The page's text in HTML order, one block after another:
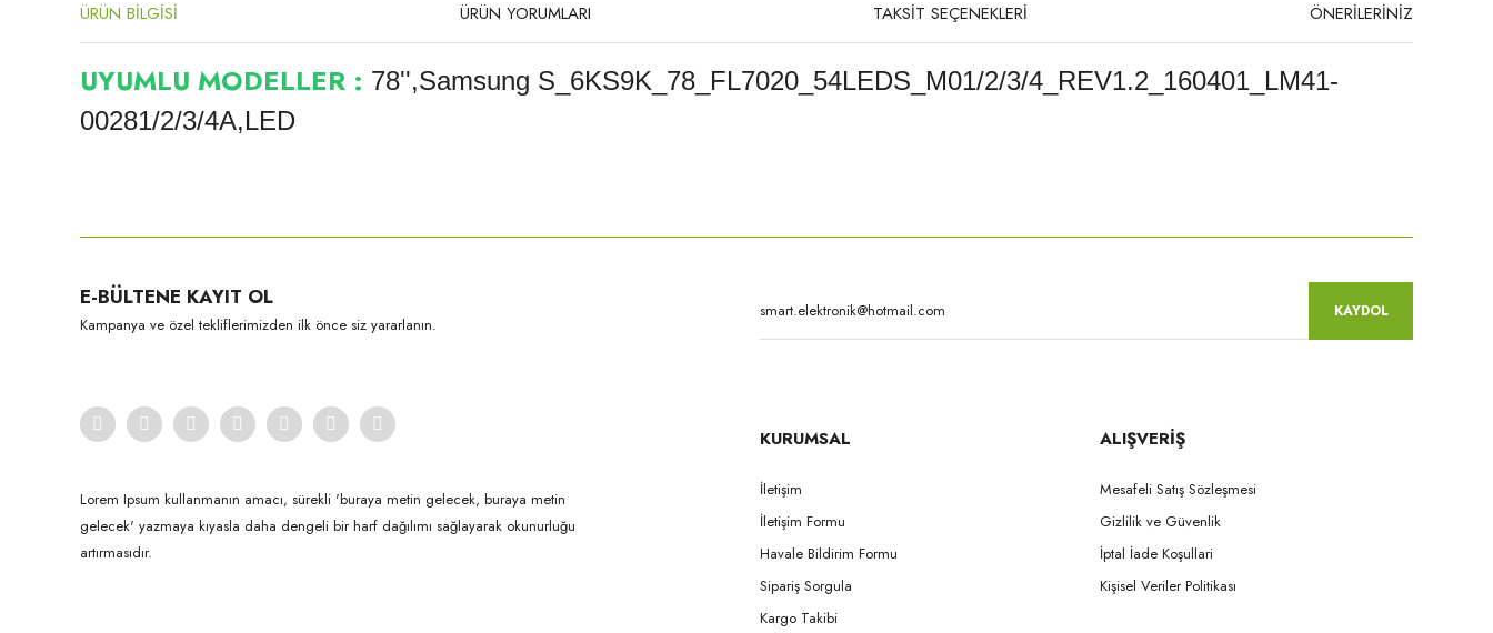
ÜRÜN BİLGİSİ ÜRÜN YORUMLARI TAKSİT SEÇENEKLERİ ÖNERİLERİNİZ
UYUMLU MODELLER : 78'',Samsung S_6KS9K_78_FL7020_54LEDS_M01/2/3/4_REV1.2_160401_LM41-
00281/2/3/4A,LED
Ürün açıklamasında eksik bilgiler bulunuyor.
Ürün bilgilerinde hatalar bulunuyor.
E-BÜLTENE KAYIT OL
Kampanya ve özel tekliflerimizden ilk önce siz yararlanın.
KAYDOL
Lorem Ipsum kullanmanın amacı, sürekli 'buraya metin gelecek, buraya metin
gelecek' yazmaya kıyasla daha dengeli bir harf dağılımı sağlayarak okunurluğu
artırmasıdır.
KURUMSAL
İletişim
İletişim Formu
Havale Bildirim Formu
Sipariş Sorgula
Kargo Takibi
ALIŞVERİŞ
Mesafeli Satış Sözleşmesi
Gizlilik ve Güvenlik
İptal İade Koşullari
Kişisel Veriler Politikası